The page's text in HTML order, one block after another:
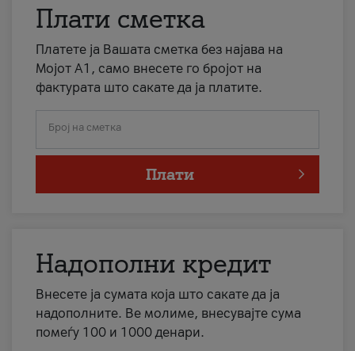
Плати сметка
Платете ја Вашата сметка без најава на
Мојот А1, само внесете го бројот на
фактурата што сакате да ја платите.
Број на сметка
Плати
Надополни кредит
Внесете ја сумата која што сакате да ја
надополните. Ве молиме, внесувајте сума
помеѓу 100 и 1000 денари.